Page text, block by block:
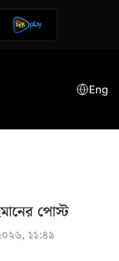
Eng
পোস্ট
১১:৪৯